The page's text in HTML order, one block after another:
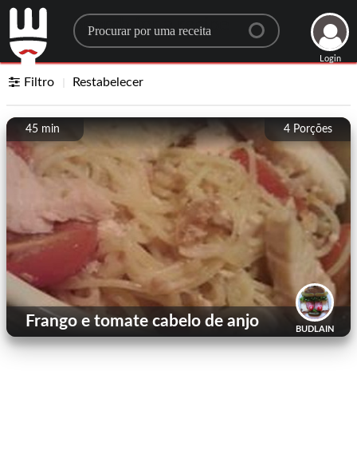
Search for a recipe
Login
Filtro Restabelecer
4 Porções
45 min
BUDLAIN
Frango e tomate cabelo de anjo